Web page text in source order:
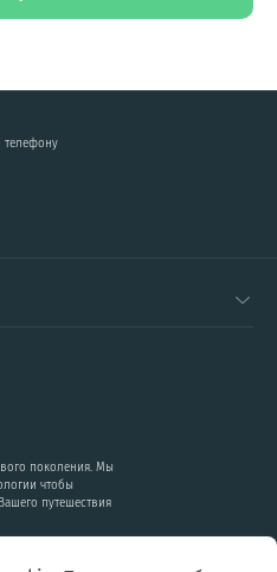
телефону
поколения. Мы
чтобы
путешествия